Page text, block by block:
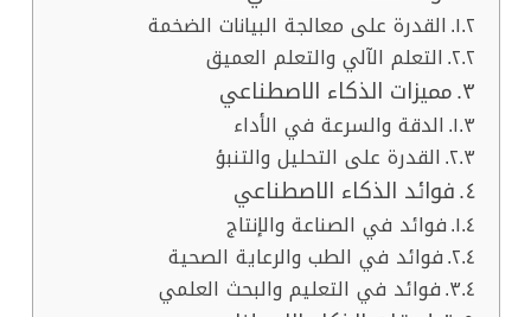
القدرة على معالجة البيانات الضخمة
التعلم الآلي والتعلم العميق
مميزات الذكاء الاصطناعي
الدقة والسرعة في الأداء
القدرة على التحليل والتنبؤ
فوائد الذكاء الاصطناعي
فوائد في الصناعة والإنتاج
فوائد في الطب والرعاية الصحية
فوائد في التعليم والبحث العلمي